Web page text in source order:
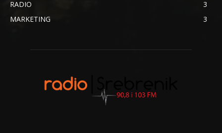
RADIO
3
MARKETING
3